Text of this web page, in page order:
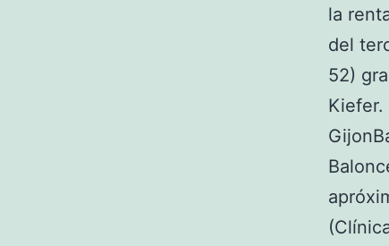
la
del
52)
Kiefer.